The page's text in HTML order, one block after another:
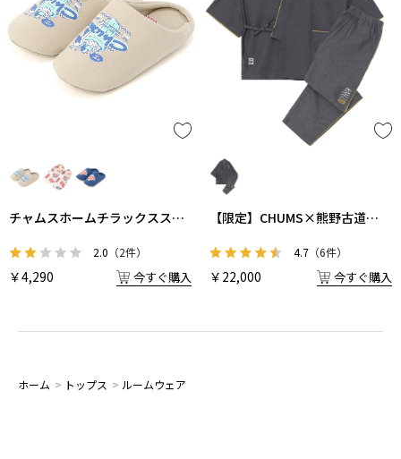
チャムスホームチラックススリ
2.0 （2件）
￥4,290 今すぐ購入
【限定】CHUMS×熊野古道
4.7 （6件）
￥22,000 今すぐ購入
ホーム > トップス > ルームウェア